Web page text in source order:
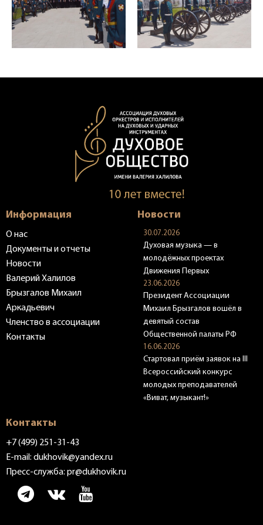
Информация
О нас
Документы и отчеты
Новости
Валерий Халилов
Брызгалов Михаил
Аркадьевич
Членство в ассоциации
Контакты
Новости
30.07.2026
Духовая музыка — в
молодёжных проектах
Движения Первых
23.06.2026
Президент Ассоциации
Михаил Брызгалов вошёл в
девятый состав
Общественной палаты РФ
16.06.2026
Стартовал приём заявок на III
Всероссийский конкурс
молодых преподавателей
«Виват, музыкант!»
Контакты
+7 (499) 251-31-43
E-mail: dukhovik@yandex.ru
Пресс-служба: pr@dukhovik.ru